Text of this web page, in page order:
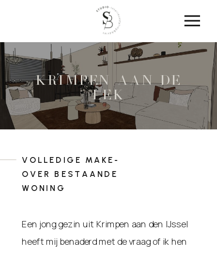
krimpen aan de
lek
VOLLEDIGE MAKE-
OVER BESTAANDE
WONING
Een jong gezin uit Krimpen aan den IJssel
heeft mij benaderd met de vraag of ik hen